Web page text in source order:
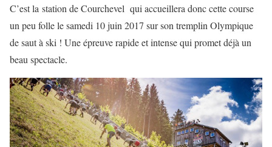
C’est la station de Courchevel qui accueillera donc cette course
un peu folle le samedi 10 juin 2017 sur son tremplin Olympique
de saut à ski ! Une épreuve rapide et intense qui promet déjà un
beau spectacle.